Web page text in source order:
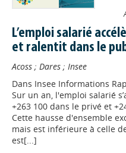
L’emploi salarié
et ralentit dans le
Acoss ; Dares ; Insee
Dans Insee Informations
Sur un an, l'emploi salarié
+263 100 dans le privé et
Cette hausse d'ensemble
mais est inférieure à celle
est[...]